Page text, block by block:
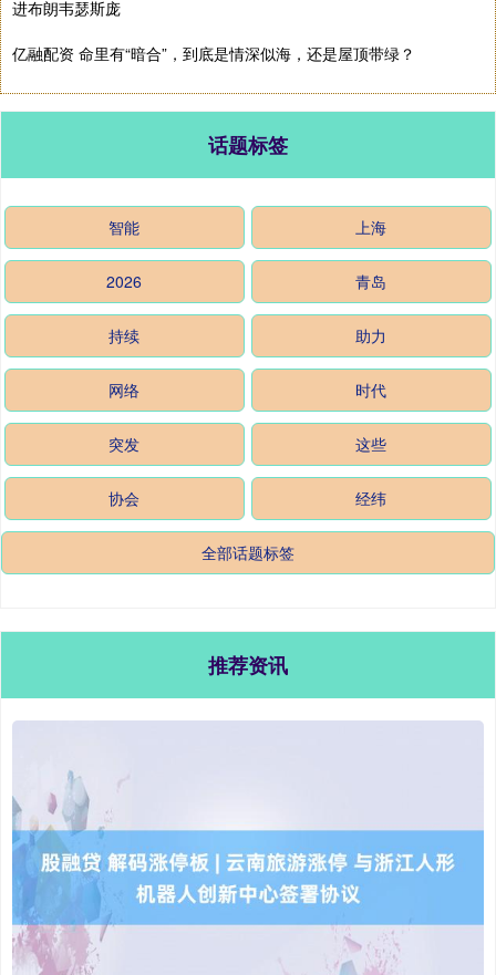
进布朗韦瑟斯庞
亿融配资 命里有“暗合”，到底是情深似海，还是屋顶带绿？
话题标签
智能 上海
2026 青岛
持续 助力
网络 时代
突发 这些
协会 经纬
全部话题标签
推荐资讯